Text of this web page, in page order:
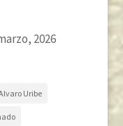
2026
Uribe